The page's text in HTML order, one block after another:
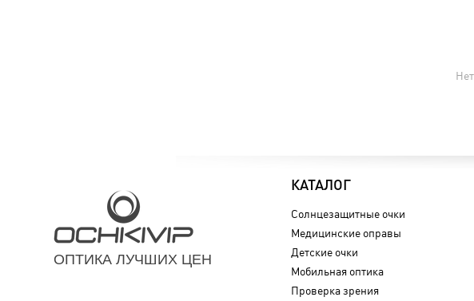
ОПТИКА ЛУЧШИХ ЦЕН
КАТАЛОГ
Солнцезащитные очки
Медицинские оправы
Детские очки
Мобильная оптика
Проверка зрения